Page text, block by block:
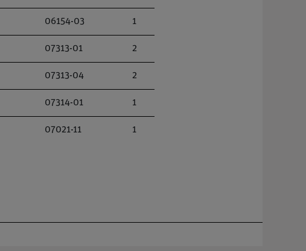
06154-03 1
07313-01 2
07313-04 2
07314-01 1
07021-11 1